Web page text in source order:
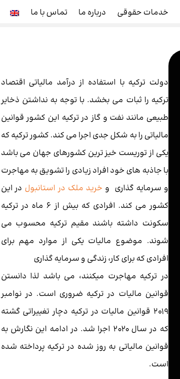
خدمات حقوقی درباره ما تماس با ما
دولت ترکیه با استفاده از درآمد مالیاتی اقتصاد
ترکیه را ثبات می بخشد. با توجه به نداشتن ذخایر
طبیعی مانند نفت و گاز در ترکیه این کشور قوانین
مالیاتی را به شکل جدی اجرا می کند. کشور ترکیه که
یکی از توریست خیز ترین کشورهای جهان می باشد
با جاذبه های خود افراد زیادی را تشویق به مهاجرت
و سرمایه گذاری و خرید ملک در استانبول در این
کشور می کند. افرادی که بیش از 6 ماه در ترکیه
سکونت داشته باشند مقیم ترکیه محسوب می
شوند. موضوع مالیات یکی از موارد مهم برای
افرادی که برای کار، زندگی و سرمایه گذاری
در ترکیه مهاجرت میکنند، می باشد لذا دانستن
قوانین مالیات در ترکیه ضروری است. در نوامبر
2019 قوانین مالیات در ترکیه دچار تغییراتی گشته
که در سال 2020 اجرا شد. در ادامه این نگارش به
قوانین مالیاتی به روز شده در ترکیه پرداخته شده
است.